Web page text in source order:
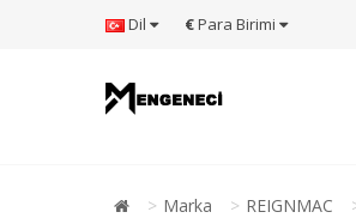
Dil €Para Birimi
Marka REIGNMAC